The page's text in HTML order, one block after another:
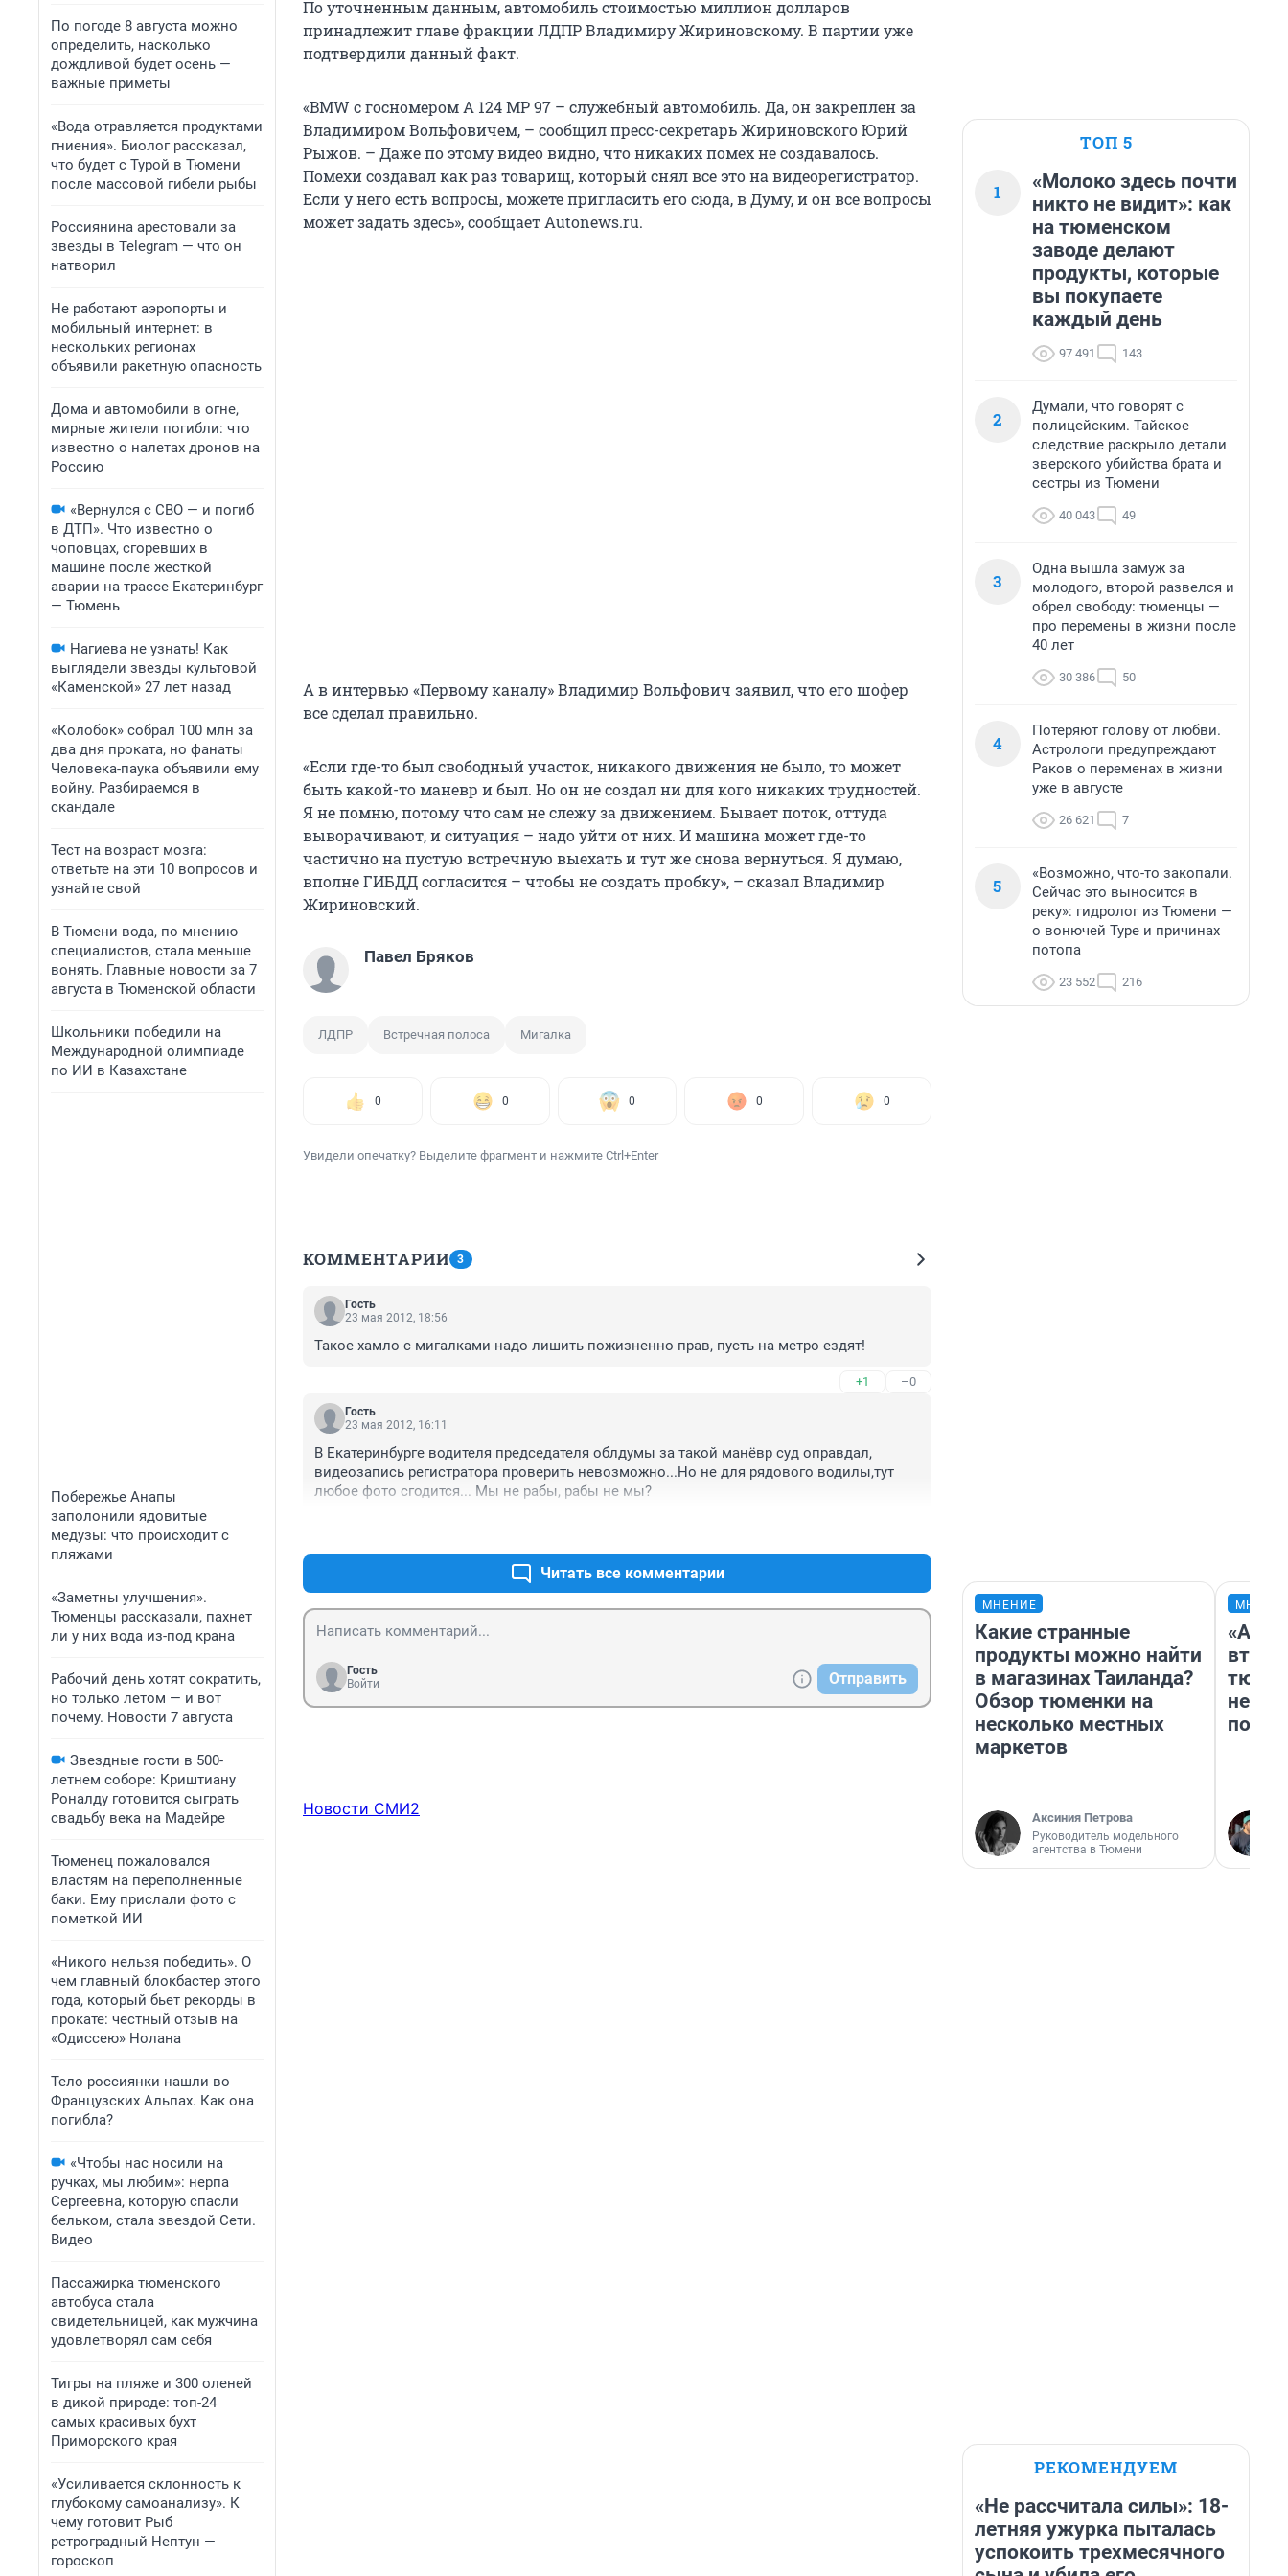
По погоде 8 августа можно
определить, насколько
дождливой будет осень —
важные приметы
«Вода отравляется продуктами
гниения». Биолог рассказал,
что будет с Турой в Тюмени
после массовой гибели рыбы
Россиянина арестовали за
звезды в Telegram — что он
натворил
Не работают аэропорты и
мобильный интернет: в
нескольких регионах
объявили ракетную опасность
Дома и автомобили в огне,
мирные жители погибли: что
известно о налетах дронов на
Россию
«Вернулся с СВО — и погиб
в ДТП». Что известно о
чоповцах, сгоревших в
машине после жесткой
аварии на трассе Екатеринбург
— Тюмень
Нагиева не узнать! Как
выглядели звезды культовой
«Каменской» 27 лет назад
«Колобок» собрал 100 млн за
два дня проката, но фанаты
Человека-паука объявили ему
войну. Разбираемся в
скандале
Тест на возраст мозга:
ответьте на эти 10 вопросов и
узнайте свой
В Тюмени вода, по мнению
специалистов, стала меньше
вонять. Главные новости за 7
августа в Тюменской области
Школьники победили на
Международной олимпиаде
по ИИ в Казахстане
Побережье Анапы
заполонили ядовитые
медузы: что происходит с
пляжами
«Заметны улучшения».
Тюменцы рассказали, пахнет
ли у них вода из-под крана
Рабочий день хотят сократить,
но только летом — и вот
почему. Новости 7 августа
Звездные гости в 500-
летнем соборе: Криштиану
Роналду готовится сыграть
свадьбу века на Мадейре
Тюменец пожаловался
властям на переполненные
баки. Ему прислали фото с
пометкой ИИ
«Никого нельзя победить». О
чем главный блокбастер этого
года, который бьет рекорды в
прокате: честный отзыв на
«Одиссею» Нолана
Тело россиянки нашли во
Французских Альпах. Как она
погибла?
«Чтобы нас носили на
ручках, мы любим»: нерпа
Сергеевна, которую спасли
бельком, стала звездой Сети.
Видео
Пассажирка тюменского
автобуса стала
свидетельницей, как мужчина
удовлетворял сам себя
Тигры на пляже и 300 оленей
в дикой природе: топ-24
самых красивых бухт
Приморского края
«Усиливается склонность к
глубокому самоанализу». К
чему готовит Рыб
ретроградный Нептун —
гороскоп
По уточненным данным, автомобиль стоимостью миллион долларов
принадлежит главе фракции ЛДПР Владимиру Жириновскому. В партии уже
подтвердили данный факт.
«BMW с госномером А 124 МР 97 – служебный автомобиль. Да, он закреплен за
Владимиром Вольфовичем, – сообщил пресс-секретарь Жириновского Юрий
Рыжов. – Даже по этому видео видно, что никаких помех не создавалось.
Помехи создавал как раз товарищ, который снял все это на видеорегистратор.
Если у него есть вопросы, можете пригласить его сюда, в Думу, и он все вопросы
может задать здесь», сообщает Аutonews.ru.
А в интервью «Первому каналу» Владимир Вольфович заявил, что его шофер
все сделал правильно.
«Если где-то был свободный участок, никакого движения не было, то может
быть какой-то маневр и был. Но он не создал ни для кого никаких трудностей.
Я не помню, потому что сам не слежу за движением. Бывает поток, оттуда
выворачивают, и ситуация – надо уйти от них. И машина может где-то
частично на пустую встречную выехать и тут же снова вернуться. Я думаю,
вполне ГИБДД согласится – чтобы не создать пробку», – сказал Владимир
Жириновский.
Павел Бряков
ЛДПР Встречная полоса Мигалка
0 0 0 0 0
Увидели опечатку? Выделите фрагмент и нажмите Ctrl+Enter
КОММЕНТАРИИ 3
Гость
23 мая 2012, 18:56
Такое хамло с мигалками надо лишить пожизненно прав, пусть на метро ездят!
+1 –0
Гость
23 мая 2012, 16:11
В Екатеринбурге водителя председателя облдумы за такой манёвр суд оправдал,
видеозапись регистратора проверить невозможно...Но не для рядового водилы,тут
любое фото сгодится... Мы не рабы, рабы не мы?
Читать все комментарии
Гость
Войти
Отправить
Новости СМИ2
ТОП 5
1
«Молоко здесь почти
никто не видит»: как
на тюменском
заводе делают
продукты, которые
вы покупаете
каждый день
97 491 143
2
Думали, что говорят с
полицейским. Тайское
следствие раскрыло детали
зверского убийства брата и
сестры из Тюмени
40 043 49
3
Одна вышла замуж за
молодого, второй развелся и
обрел свободу: тюменцы —
про перемены в жизни после
40 лет
30 386 50
4
Потеряют голову от любви.
Астрологи предупреждают
Раков о переменах в жизни
уже в августе
26 621 7
5
«Возможно, что-то закопали.
Сейчас это выносится в
реку»: гидролог из Тюмени —
о вонючей Туре и причинах
потопа
23 552 216
МНЕНИЕ
Какие странные
продукты можно найти
в магазинах Таиланда?
Обзор тюменки на
несколько местных
маркетов
Аксиния Петрова
Руководитель модельного
агентства в Тюмени
РЕКОМЕНДУЕМ
«Не рассчитала силы»: 18-
летняя ужурка пыталась
успокоить трехмесячного